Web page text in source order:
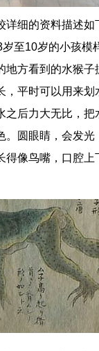
细的资料描述
至10岁的小孩模
方看到的水猴
平时可以用来
后力大无比，把
圆眼睛，会发
像鸟嘴，口腔